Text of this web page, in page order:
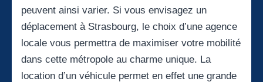
peuvent ainsi varier. Si vous envisagez un
déplacement à Strasbourg, le choix d’une agence
locale vous permettra de maximiser votre mobilité
dans cette métropole au charme unique. La
location d’un véhicule permet en effet une grande